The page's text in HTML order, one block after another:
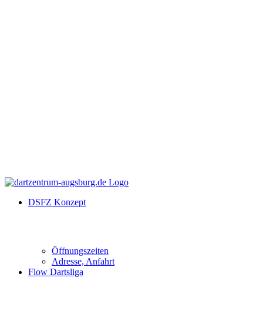
DSFZ Konzept
Öffnungszeiten
Adresse, Anfahrt
Flow Dartsliga